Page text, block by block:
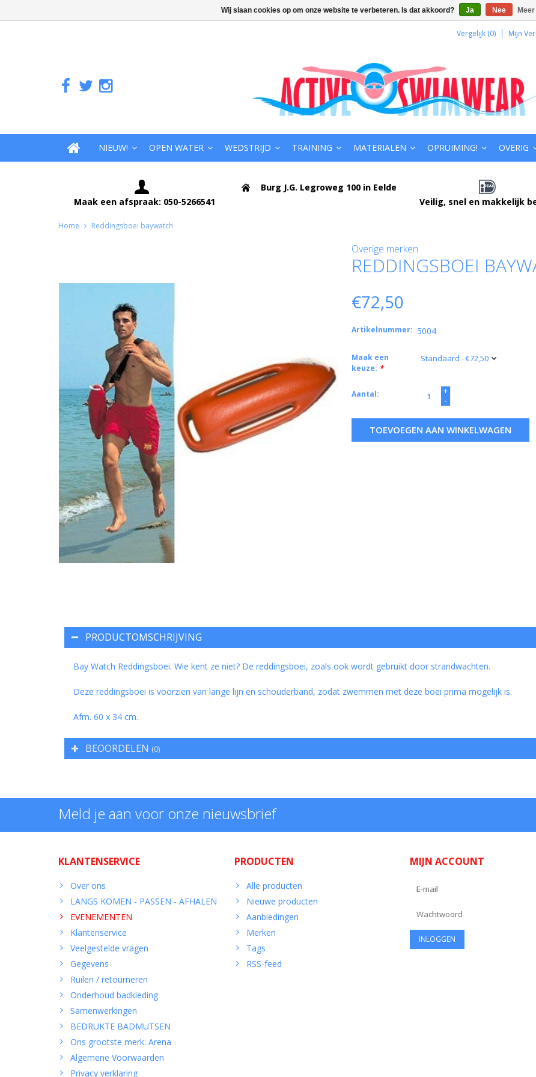
Vergelijk (0) Mijn
NIEUW! OPEN WATER WEDSTRIJD TRAINING MATERIALEN OPRUIMING! OVERIG
Maak een afspraak: 050-5266541
Burg J.G. Legroweg 100 in Eelde
Veilig, snel en makkelijk
Home Reddingsboei baywatch
Overige merken
REDDINGSBOEI
€72,50
Artikelnummer: 5004
Maak een
keuze: *
Aantal:
+
-
TOEVOEGEN AAN WINKELWAGEN
PRODUCTOMSCHRIJVING
Bay Watch Reddingsboei. Wie kent ze niet? De reddingsboei, zoals ook wordt gebruikt door strandwachten.
Deze reddingsboei is voorzien van lange lijn en schouderband, zodat zwemmen met deze boei prima mogelijk is.
Afm. 60 x 34 cm.
BEOORDELEN (0)
Meld je aan voor onze nieuwsbrief
KLANTENSERVICE
Over ons
LANGS KOMEN - PASSEN - AFHALEN
EVENEMENTEN
Klantenservice
Veelgestelde vragen
Gegevens
Ruilen / retourneren
Onderhoud badkleding
Samenwerkingen
BEDRUKTE BADMUTSEN
Ons grootste merk: Arena
Algemene Voorwaarden
Privacy verklaring
PRODUCTEN
Alle producten
Nieuwe producten
Aanbiedingen
Merken
Tags
RSS-feed
MIJN ACCOUNT
Wij slaan cookies op om onze website te verbeteren. Is dat akkoord? Ja Nee